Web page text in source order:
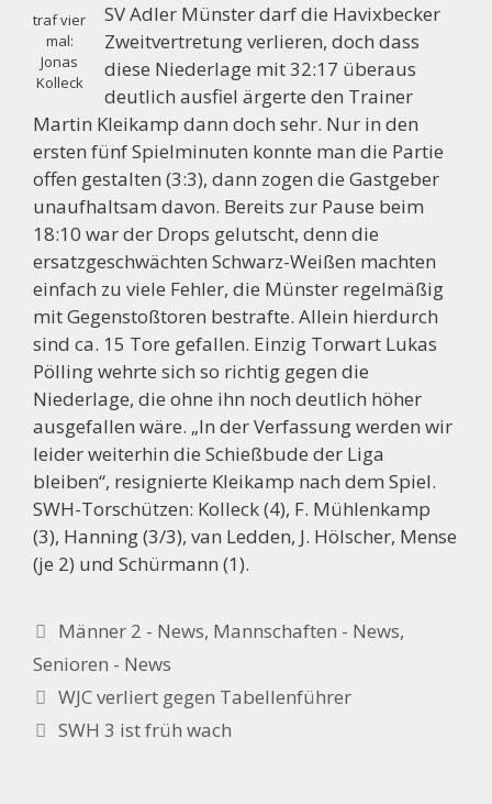
traf vier
mal:
Jonas
Kolleck
SV Adler Münster darf die Havixbecker
Zweitvertretung verlieren, doch dass
diese Niederlage mit 32:17 überaus
deutlich ausfiel ärgerte den Trainer
Martin Kleikamp dann doch sehr. Nur in den
ersten fünf Spielminuten konnte man die Partie
offen gestalten (3:3), dann zogen die Gastgeber
unaufhaltsam davon. Bereits zur Pause beim
18:10 war der Drops gelutscht, denn die
ersatzgeschwächten Schwarz-Weißen machten
einfach zu viele Fehler, die Münster regelmäßig
mit Gegenstoßtoren bestrafte. Allein hierdurch
sind ca. 15 Tore gefallen. Einzig Torwart Lukas
Pölling wehrte sich so richtig gegen die
Niederlage, die ohne ihn noch deutlich höher
ausgefallen wäre. „In der Verfassung werden wir
leider weiterhin die Schießbude der Liga
bleiben“, resignierte Kleikamp nach dem Spiel.
SWH-Torschützen: Kolleck (4), F. Mühlenkamp
(3), Hanning (3/3), van Ledden, J. Hölscher, Mense
(je 2) und Schürmann (1).
Kategorien
Männer 2 - News, Mannschaften - News,
Senioren - News
WJC verliert gegen Tabellenführer
SWH 3 ist früh wach